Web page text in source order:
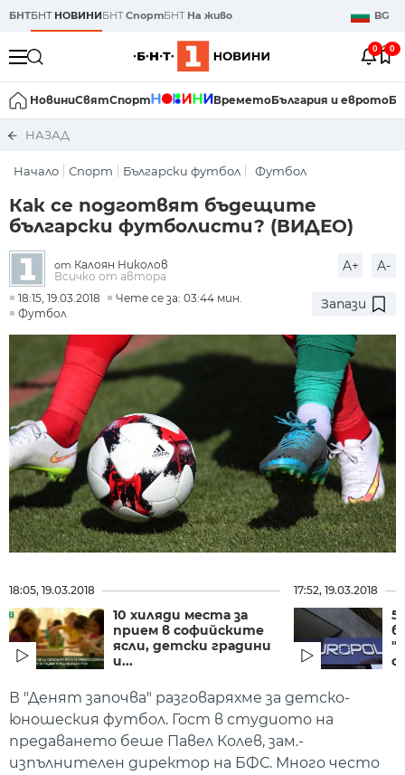
БНТБНТ НОВИНИБНТСпортБНТ На живо BG
0 0
НовиниСвятСпорт ВреметоБългария и еврото
НАЗАД
Начало Спорт Български футбол Футбол
Как се подготвят бъдещите
български футболисти? (ВИДЕО)
от Калоян Николов
Всичко от автора
A+ A-
18:15, 19.03.2018
Чете се за: 03:44 мин.
Футбол
Запази
18:05, 19.03.2018
10 хиляди места за
прием в софийските
ясли, детски градини
и...
17:52, 19.03.2018
В "Денят започва" разговаряхме за детско-
юношеския футбол. Гост в студиото на
предаването беше Павел Колев, зам.-
изпълнителен директор на БФС. Много често